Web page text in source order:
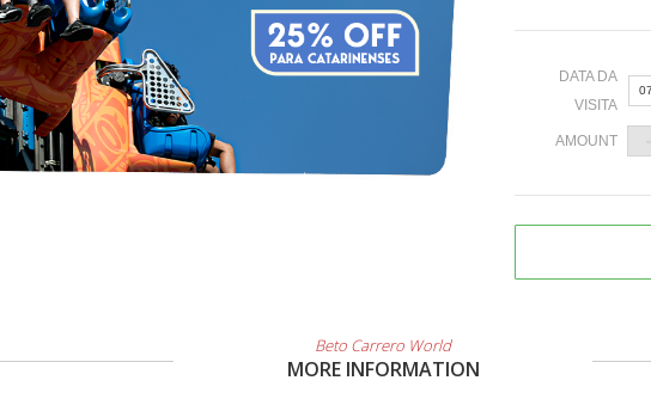
DATA DA
VISITA
2
AMOUNT
Beto Carrero World
MORE INFORMATION